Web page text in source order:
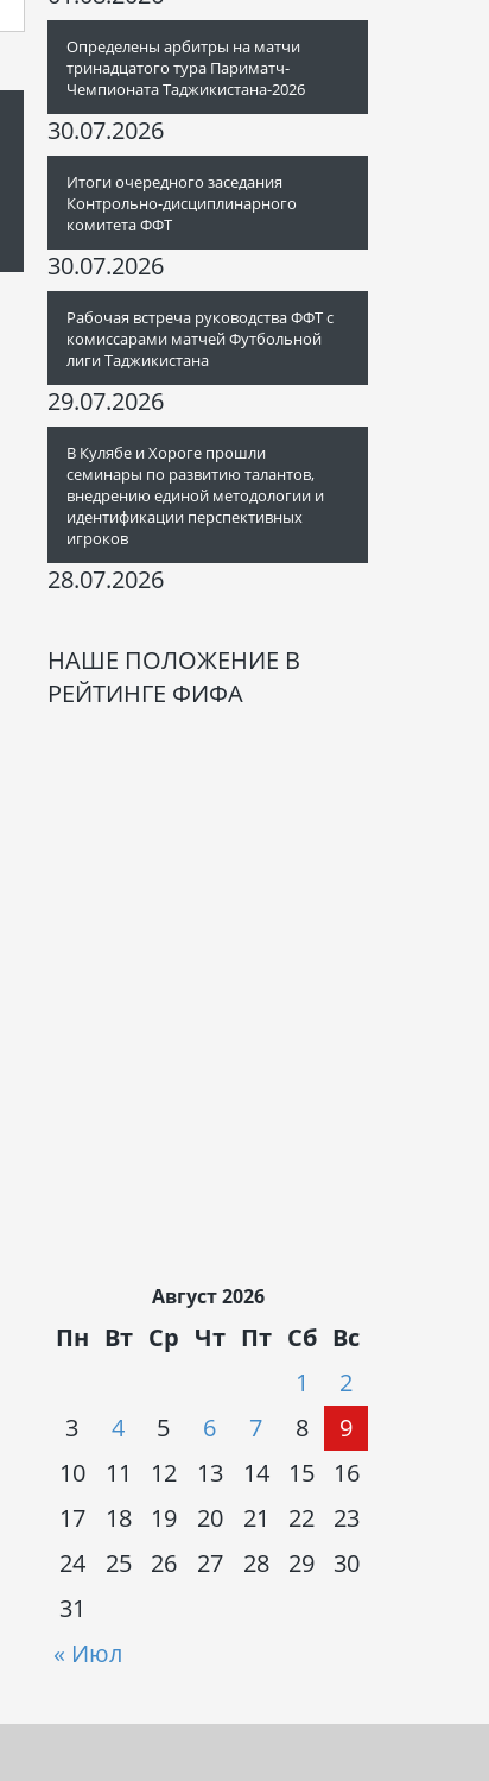
Определены арбитры на матчи
тринадцатого тура Париматч-
Чемпионата Таджикистана-2026
30.07.2026
Итоги очередного заседания
Контрольно-дисциплинарного
комитета ФФТ
30.07.2026
Рабочая встреча руководства ФФТ с
комиссарами матчей Футбольной
лиги Таджикистана
29.07.2026
В Кулябе и Хороге прошли
семинары по развитию талантов,
внедрению единой методологии и
идентификации перспективных
игроков
28.07.2026
НАШЕ ПОЛОЖЕНИЕ В
РЕЙТИНГЕ ФИФА
Август 2026
Пн Вт Ср Чт Пт Сб Вс
« Июл
1
2
3
4 5 6 7 8
9
10
11 12 13 14 15
16
17
18 19 20 21 22
23
24
25 26 27 28 29
30
31